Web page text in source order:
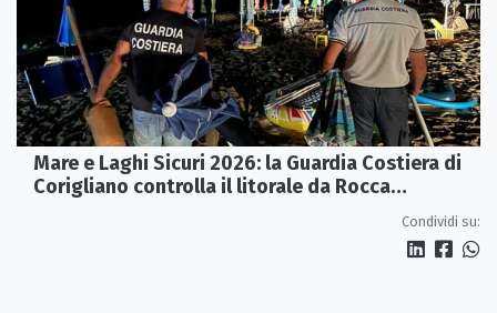
Mare e Laghi Sicuri 2026: la Guardia Costiera di
Corigliano controlla il litorale da Rocca
Condividi su: